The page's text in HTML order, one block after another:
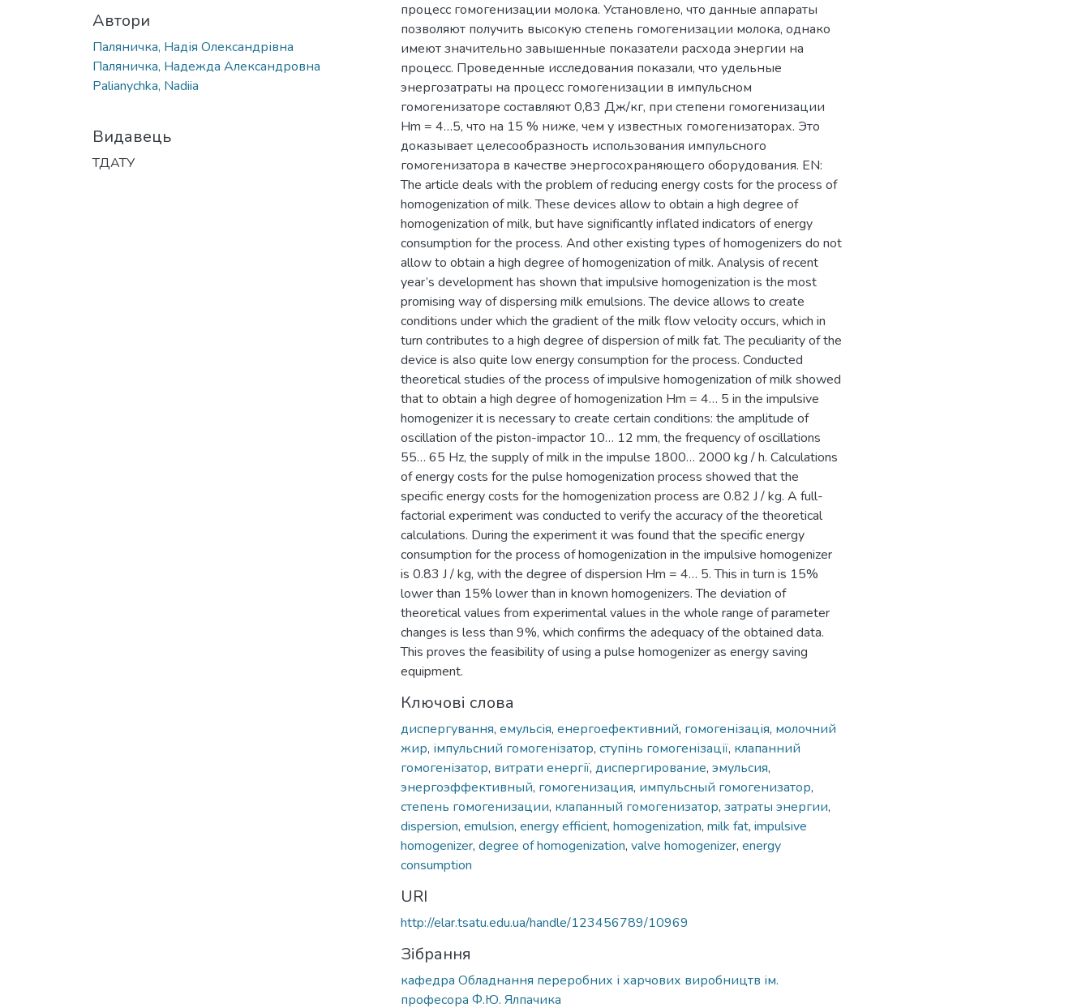
Автори
Паляничка, Надія Олександрівна
Паляничка, Надежда Александровна
Palianychka, Nadiia
Видавець
ТДАТУ
процесс гомогенизации молока. Установлено, что данные аппараты
позволяют получить высокую степень гомогенизации молока, однако
имеют значительно завышенные показатели расхода энергии на
процесс. Проведенные исследования показали, что удельные
энергозатраты на процесс гомогенизации в импульсном
гомогенизаторе составляют 0,83 Дж/кг, при степени гомогенизации
Hm = 4…5, что на 15 % ниже, чем у известных гомогенизаторах. Это
доказывает целесообразность использования импульсного
гомогенизатора в качестве энергосохраняющего оборудования. EN:
The article deals with the problem of reducing energy costs for the process of
homogenization of milk. These devices allow to obtain a high degree of
homogenization of milk, but have significantly inflated indicators of energy
consumption for the process. And other existing types of homogenizers do not
allow to obtain a high degree of homogenization of milk. Analysis of recent
year’s development has shown that impulsive homogenization is the most
promising way of dispersing milk emulsions. The device allows to create
conditions under which the gradient of the milk flow velocity occurs, which in
turn contributes to a high degree of dispersion of milk fat. The peculiarity of the
device is also quite low energy consumption for the process. Conducted
theoretical studies of the process of impulsive homogenization of milk showed
that to obtain a high degree of homogenization Hm = 4… 5 in the impulsive
homogenizer it is necessary to create certain conditions: the amplitude of
oscillation of the piston-impactor 10… 12 mm, the frequency of oscillations
55… 65 Hz, the supply of milk in the impulse 1800… 2000 kg / h. Calculations
of energy costs for the pulse homogenization process showed that the
specific energy costs for the homogenization process are 0.82 J / kg. A full-
factorial experiment was conducted to verify the accuracy of the theoretical
calculations. During the experiment it was found that the specific energy
consumption for the process of homogenization in the impulsive homogenizer
is 0.83 J / kg, with the degree of dispersion Hm = 4… 5. This in turn is 15%
lower than 15% lower than in known homogenizers. The deviation of
theoretical values from experimental values in the whole range of parameter
changes is less than 9%, which confirms the adequacy of the obtained data.
This proves the feasibility of using a pulse homogenizer as energy saving
equipment.
Ключові слова
диспергування, емульсія, енергоефективний, гомогенізація, молочний
жир, імпульсний гомогенізатор, ступінь гомогенізації, клапанний
гомогенізатор, витрати енергії, диспергирование, эмульсия,
энергоэффективный, гомогенизация, импульсный гомогенизатор,
степень гомогенизации, клапанный гомогенизатор, затраты энергии,
dispersion, emulsion, energy efficient, homogenization, milk fat, impulsive
homogenizer, degree of homogenization, valve homogenizer, energy
consumption
URI
http://elar.tsatu.edu.ua/handle/123456789/10969
Зібрання
кафедра Обладнання переробних і харчових виробництв ім.
професора Ф.Ю. Ялпачика